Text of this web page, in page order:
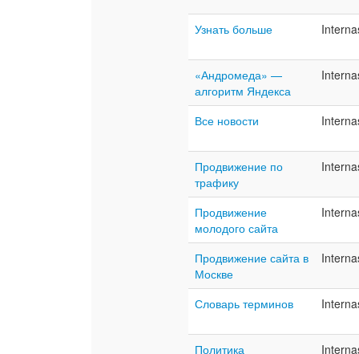
Узнать больше
«Андромеда» —
алгоритм Яндекса
Все новости
Продвижение по
трафику
Продвижение
молодого сайта
Продвижение сайта в
Москве
Словарь терминов
Политика